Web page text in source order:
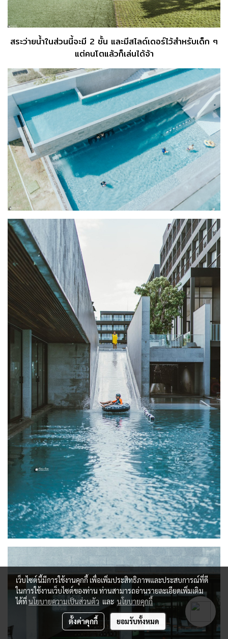
สระว่ายน้ำในส่วนนี้จะมี 2 ชั้น และมีสไลด์เดอร์ไว้สำหรับเด็ก ๆ
แต่คนโตแล้วก็เล่นได้จ้า
เว็บไซต์นี้มีการใช้งานคุกกี้ เพื่อเพิ่มประสิทธิภาพและประสบการณ์ที่ดี
ในการใช้งานเว็บไซต์ของท่าน ท่านสามารถอ่านรายละเอียดเพิ่มเติม
ได้ที่นโยบายความเป็นส่วนตัว และ นโยบายคุกกี้
ตั้งค่าคุกกี้ ยอมรับทั้งหมด